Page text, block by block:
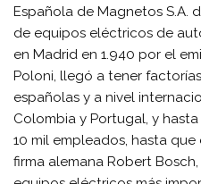
Española de Magnetos S.A.
de equipos eléctricos de
en Madrid en 1.940 por el
Poloni, llegó a tener
españolas y a nivel
Colombia y Portugal, y
10 mil empleados, hasta
firma alemana Robert